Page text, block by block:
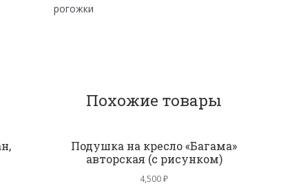
рогожки
Похожие товары
Подушка на кресло «Багама»
авторская (с рисунком)
4,500₽